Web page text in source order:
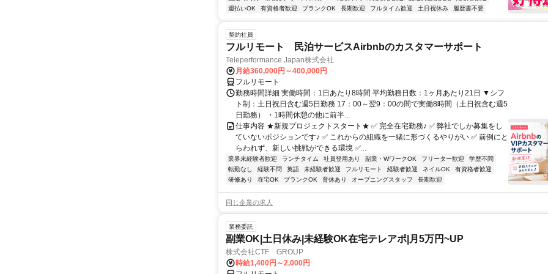
週払いOK
有資格者歓迎 ブランクOK 長期歓迎 フルタイム歓迎 土日祝休み 履歴書不要
契約社員
フルリモート 民泊サービスAirbnbのカスタマーサポート
Teleperformance Japan株式会社
月給360,000円～400,000円
フルリモート
勤務時間詳細 実働時間：1日あたり8時間 平均勤務日数：1ヶ月あたり21日 ▼シフ
ト制：土日祝日含む週5日勤務 17：00～翌9：00の間で実働8時間（土日祝含む週5
日勤務） ・1時間休憩の他に前半...
仕事内容 ★新規プロジェクトスタート★ ✅ 完全在宅勤務♪ ✅ 弊社でしか募集をし
ていないポジションです♪ ✅ これからの組織を一緒に形づくるやりがい ✅ 前例にと
らわれず、新しい挑戦ができる環境 ✅...
業界未経験者歓迎 ランチタイム 社員登用あり 副業・WワークOK フリーター歓迎
学歴不問
転勤なし
経験不問 英語 未経験者歓迎 フルリモート 経験者歓迎 ネイルOK
有資格者歓迎
研修あり
在宅OK ブランクOK 育休あり オープニングスタッフ 長期歓迎
同じ企業の求人
業務委託
副業OK|土日休み|未経験OK在宅テレアポ|月5万円~UP
株式会社CTF GROUP
時給1,400円～2,000円